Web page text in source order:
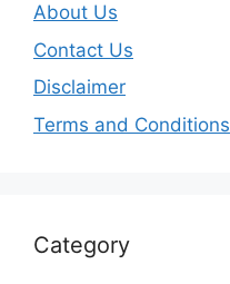
About Us
Contact Us
Disclaimer
Terms and Conditions
Category